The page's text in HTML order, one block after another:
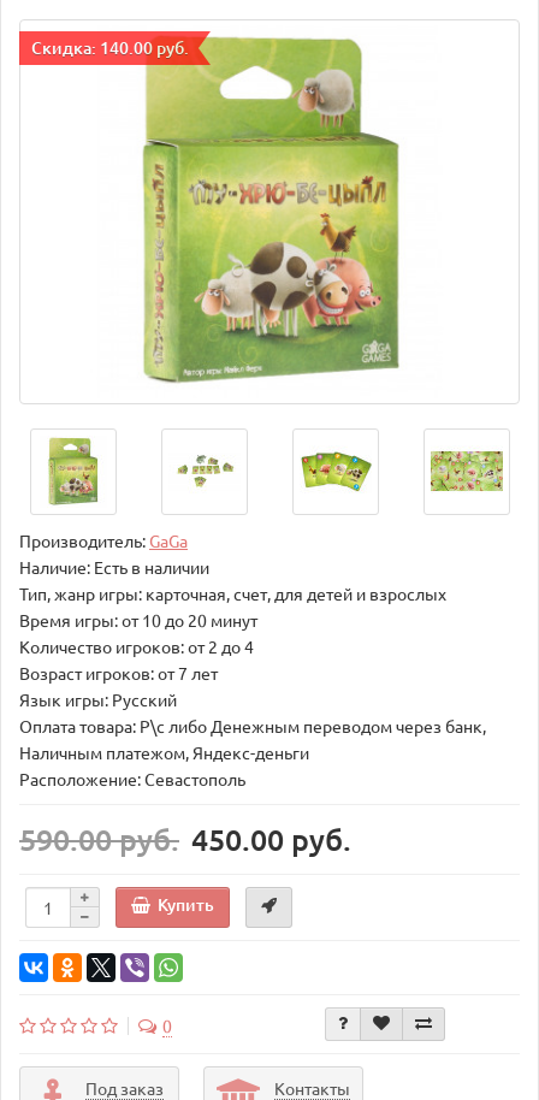
Cкидка: 140.00 руб.
Производитель: GaGa
Наличие: Есть в наличии
Тип, жанр игры: карточная, счет, для детей и взрослых
Время игры: от 10 до 20 минут
Количество игроков: от 2 до 4
Возраст игроков: от 7 лет
Язык игры: Русский
Оплата товара: Р\с либо Денежным переводом через банк,
Наличным платежом, Яндекс-деньги
Расположение: Севастополь
590.00 руб. 450.00 руб.
Купить
0
Под заказ Контакты